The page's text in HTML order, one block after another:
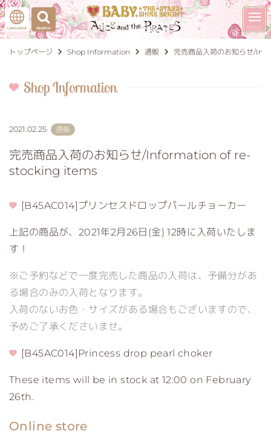
トップページ Shop Information 通販 完売商品入荷のお知らせ/
Shop Information
2021.02.25 通販
完売商品入荷のお知らせ/Information of re-
stocking items
[B45AC014]プリンセスドロップパールチョーカー
上記の商品が、2021年2月26日(金) 12時に入荷いたしま
す！
※ご予約などで一度完売した商品の入荷は、予備分があ
る場合のみの入荷となります。
入荷のないお色・サイズがある場合もございますので、
予めご了承くださいませ。
[B45AC014]Princess drop pearl choker
These items will be in stock at 12:00 on February
26th.
Online store